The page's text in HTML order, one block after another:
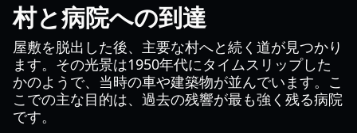
村と病院への到達
屋敷を脱出した後、主要な村へと続く道が見つかり
ます。その光景は1950年代にタイムスリップした
かのようで、当時の車や建築物が並んでいます。こ
こでの主な目的は、過去の残響が最も強く残る病院
です。